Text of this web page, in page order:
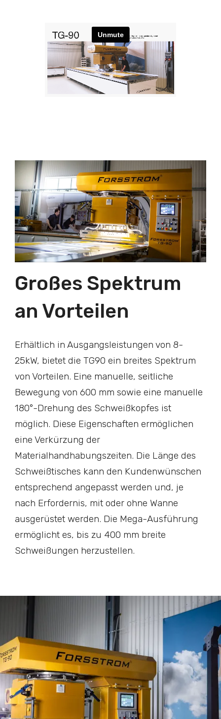
Großes Spektrum
an Vorteilen
Erhältlich in Ausgangsleistungen von 8-
25kW, bietet die TG90 ein breites Spektrum
von Vorteilen. Eine manuelle, seitliche
Bewegung von 600 mm sowie eine manuelle
180°-Drehung des Schweißkopfes ist
möglich. Diese Eigenschaften ermöglichen
eine Verkürzung der
Materialhandhabungszeiten. Die Länge des
Schweißtisches kann den Kundenwünschen
entsprechend angepasst werden und, je
nach Erfordernis, mit oder ohne Wanne
ausgerüstet werden. Die Mega-Ausführung
ermöglicht es, bis zu 400 mm breite
Schweißungen herzustellen.